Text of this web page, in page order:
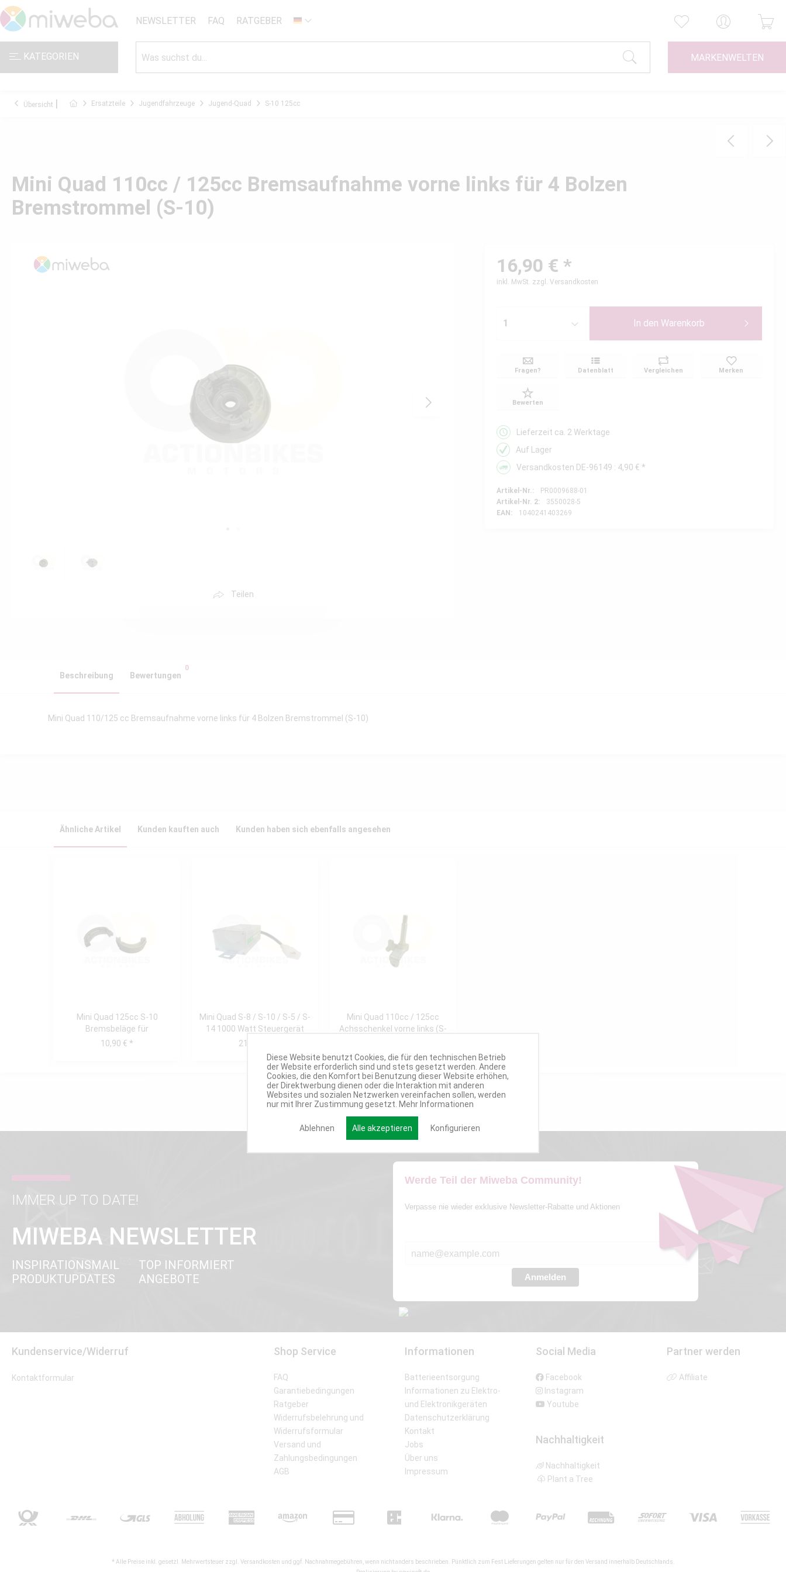
NEWSLETTER FAQ RATGEBER DE
KATEGORIEN MARKENWELTEN
Übersicht Ersatzteile Jugendfahrzeuge Jugend-Quad S-10 125cc
Mini Quad 110cc / 125cc Bremsaufnahme vorne links für 4 Bolzen
Bremstrommel (S-10)
Teilen
16,90 € *
inkl. MwSt. zzgl. Versandkosten
In den Warenkorb
Fragen? Datenblatt Vergleichen Merken
Bewerten
Lieferzeit ca. 2 Werktage
Auf Lager
Versandkosten DE-96149 : 4,90 € *
Artikel-Nr.:
PR0009688-01
Artikel-Nr. 2:
3550028-5
EAN:
1040241403269
Beschreibung Bewertungen
0
Mini Quad 110/125 cc Bremsaufnahme vorne links für 4 Bolzen Bremstrommel (S-10)
Ähnliche Artikel Kunden kauften auch Kunden haben sich ebenfalls angesehen
Mini Quad 125cc S-10
Bremsbeläge für
Trommelbremse vorne
10,90 € *
Mini Quad S-8 / S-10 / S-5 / S-
14 1000 Watt Steuergerät
21,90 € *
Mini Quad 110cc / 125cc
Achsschenkel vorne links (S-
IMMER UP TO DATE!
MIWEBA NEWSLETTER
INSPIRATIONSMAIL
PRODUKTUPDATES
TOP INFORMIERT
ANGEBOTE
Werde Teil der Miweba Community!
Verpasse nie wieder exklusive Newsletter-Rabatte und Aktionen
Anmelden
Kundenservice/Widerruf
Kontaktformular
Shop Service
FAQ
Garantiebedingungen
Ratgeber
Widerrufsbelehrung und
Widerrufsformular
Versand und
Zahlungsbedingungen
AGB
Informationen
Batterieentsorgung
Informationen zu Elektro-
und Elektronikgeräten
Datenschutzerklärung
Kontakt
Jobs
Über uns
Impressum
Social Media
Facebook
Instagram
Youtube
Nachhaltigkeit
Nachhaltigkeit
Plant a Tree
Partner werden
Affiliate
* Alle Preise inkl. gesetzl. Mehrwertsteuer zzgl. Versandkosten und ggf. Nachnahmegebühren, wenn nicht anders beschrieben. Pünktlich zum Fest Lieferungen gelten nur für den Versand innerhalb Deutschlands.
Diese Website benutzt Cookies, die für den technischen Betrieb
der Website erforderlich sind und stets gesetzt werden. Andere
Cookies, die den Komfort bei Benutzung dieser Website erhöhen,
der Direktwerbung dienen oder die Interaktion mit anderen
Websites und sozialen Netzwerken vereinfachen sollen, werden
nur mit Ihrer Zustimmung gesetzt. Mehr Informationen
Ablehnen Alle akzeptieren Konfigurieren